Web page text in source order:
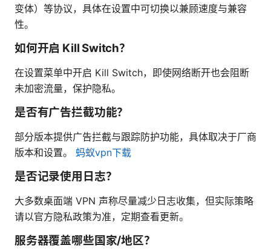
变体）等协议，具体在设置中可切换以兼顾速度与兼容
性。
如何开启 Kill Switch？
在设置菜单中开启 Kill Switch，即使网络断开也会阻断
未加密流量，保护隐私。
是否有广告拦截功能？
部分版本提供广告拦截与跟踪防护功能，具体取决于厂商
版本和设置。 蚂蚁vpn下载
是否记录使用日志？
大多数桌面端 VPN 声称尽量减少日志收集，但实际策略
请以官方隐私政策为准，定期查看更新。
服务器覆盖哪些国家/地区？